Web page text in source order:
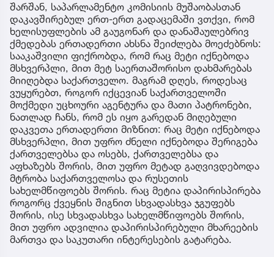
შარშან, საპარლამენტო კომისიის მუშაობასთან
დაკავშირებულ ერთ-ერთ გადაცემაში ვთქვი, რომ
ხელისუფლების ამ გაუგონარ და დანაშაულებრივ
ქმედებას ერთადერთი ახსნა შეიძლება მოეძებნოს:
სააკაშვილი ფიქრობდა, რომ რაც მეტი იქნებოდა
მსხვერპლი, მით მეტ საერთაშორისო დახმარებას
მიიღებდა საქართველო. მაგრამ დღეს, როდესაც
ვუყურებთ, როგორ იქცევიან საქართველოში
მოქმედი უცხოური აგენტურა და მათი პატრონები,
ნათლად ჩანს, რომ ეს იყო გარედან მიღებული
დაკვეთა ერთადერთი მიზნით: რაც მეტი იქნებოდა
მსხვერპლი, მით უფრო ძნელი იქნებოდა შერიგება
ქართველებსა და ოსებს, ქართველებსა და
აფხაზებს შორის, მით უფრო მეტად გაღვივდებოდა
მტრობა საქართველოსა და რუსეთის
სახელმწიფოებს შორის. რაც მეტია დაპირისპირება
როგორც ქვეყნის შიგნით სხვადასხვა ჯგუფებს
შორის, ისე სხვადასხვა სახელმწიფოებს შორის,
მით უფრო ადვილია დაპირისპირებული მხარეების
მართვა და საკუთარი ინტერესების გატარება.